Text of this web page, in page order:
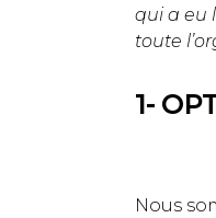
qui a eu
toute
1-
Nous